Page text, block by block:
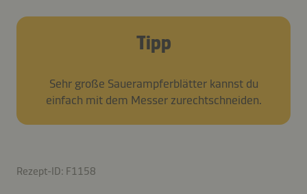
Tipp
Sehr große Sauerampferblätter kannst du
einfach mit dem Messer zurechtschneiden.
Rezept-ID: F1158